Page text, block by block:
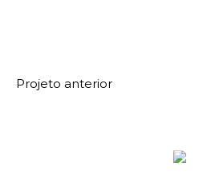
Projeto anterior